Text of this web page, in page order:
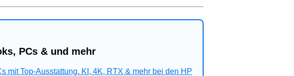
PCs & und mehr
mit Top-Ausstattung. KI, 4K, RTX & mehr bei den HP